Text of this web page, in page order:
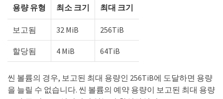
용량 유형 최소 크기 최대 크기
보고됨 32 MiB 256TiB
할당됨 4 MiB 64TiB
씬 볼륨의 경우, 보고된 최대 용량인 256TiB에 도달하면 용량
을 늘릴 수 없습니다. 씬 볼륨의 예약 용량이 보고된 최대 용량